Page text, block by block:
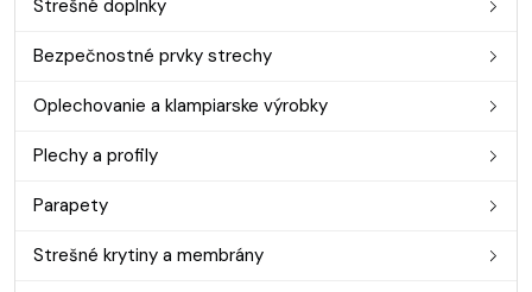
Strešné doplnky
Bezpečnostné prvky strechy
Oplechovanie a klampiarske výrobky
Plechy a profily
Parapety
Strešné krytiny a membrány